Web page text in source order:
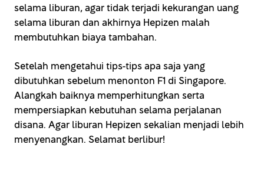
selama liburan, agar tidak terjadi kekurangan uang
selama liburan dan akhirnya Hepizen malah
membutuhkan biaya tambahan.
Setelah mengetahui tips-tips apa saja yang
dibutuhkan sebelum menonton F1 di Singapore.
Alangkah baiknya memperhitungkan serta
mempersiapkan kebutuhan selama perjalanan
disana. Agar liburan Hepizen sekalian menjadi lebih
menyenangkan. Selamat berlibur!